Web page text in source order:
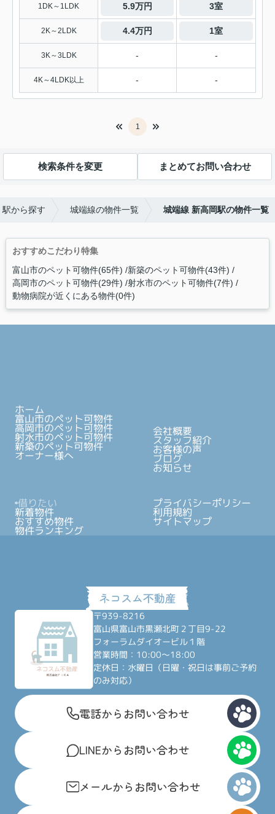
1DK～1LDK 5.9万円 3室
2K～2LDK 4.4万円 1室
3K～3LDK - -
4K～4LDK以上 - -
1
検索条件を変更 まとめてお問い合わせ
駅から探す 城端線の物件一覧 城端線 新高岡駅の物件一覧
おすすめこだわり特集
富山市のペット可物件(65件) 新築のペット可物件(43件)
高岡市のペット可物件(29件) 射水市のペット可物件(7件)
動物病院が近くにある物件(0件)
ホーム
富山市のペット可物件
高岡市のペット可物件
射水市のペット可物件
新築のペット可物件
オーナー様へ
会社概要
スタッフ紹介
お客様の声
ブログ
お知らせ
借りたい
新着物件
おすすめ物件
物件ランキング
プライバシーポリシー
利用規約
サイトマップ
〒939-8216
富山県富山市黒瀬北町２丁目9-22
フォーラムダイオービル１階
営業時間：10:00～18:00
定休日：水曜日（日曜・祝日は事前ご予約
のみ対応）
電話からお問い合わせ
LINEからお問い合わせ
メールからお問い合わせ